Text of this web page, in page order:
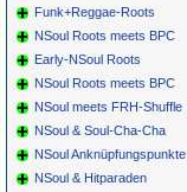
Funk+Reggae-Roots
NSoul Roots meets BPC
Early-NSoul Roots
NSoul Roots meets BPC
NSoul meets FRH-Shuffle
NSoul & Soul-Cha-Cha
NSoul Anknüpfungspunkte
NSoul & Hitparaden